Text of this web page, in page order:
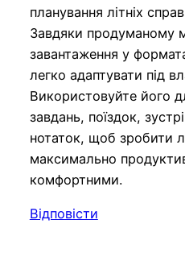
планування літніх
Завдяки продуманому
завантаження у
легко адаптувати під
Використовуйте його
завдань, поїздок,
нотаток, щоб зробити
максимально
комфортними.
Відповісти